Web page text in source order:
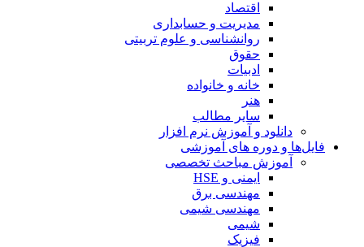
اقتصاد
مدیریت و حسابداری
روانشناسی و علوم تربیتی
حقوق
ادبیات
خانه و خانواده
هنر
سایر مطالب
دانلود و آموزش نرم افزار
فایل‌ها و دوره های آموزشی
آموزش مباحث تخصصی
ایمنی و HSE
مهندسی برق
مهندسی شیمی
شیمی
فیزیک